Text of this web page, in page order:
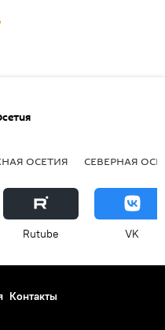
ОСЕТИЯ СЕВЕРНАЯ
Rutube VK
Контакты